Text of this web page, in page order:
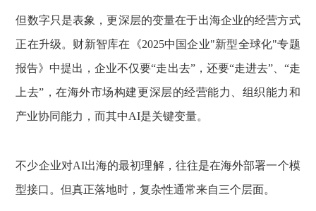
但数字只是表象，更深层的变量在于出海企业的经营方式
正在升级。财新智库在《2025中国企业"新型全球化"专题
报告》中提出，企业不仅要“走出去”，还要“走进去”、“走
上去”，在海外市场构建更深层的经营能力、组织能力和
产业协同能力，而其中AI是关键变量。
不少企业对AI出海的最初理解，往往是在海外部署一个模
型接口。但真正落地时，复杂性通常来自三个层面。